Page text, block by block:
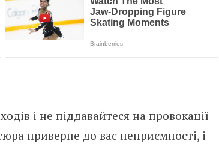
і не піддавайтеся на провокації
приверне до вас неприємності, і